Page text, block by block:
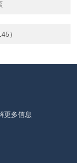
）
更多信息